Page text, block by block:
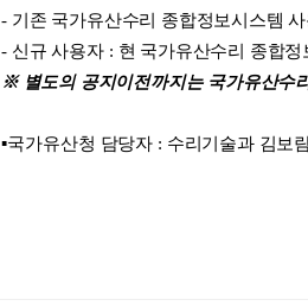
- 기존 국가유산수리 종합정보시스템
- 신규 사용자 : 현 국가유산수리 종합
※ 별도의 공지이전까지는 국가유산수
▪국가유산청 담당자 : 수리기술과 김보